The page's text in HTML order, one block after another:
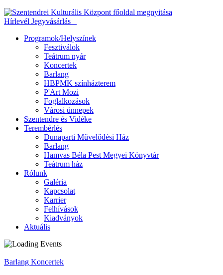
Hírlevél Jegyvásárlás
Programok/Helyszínek
Fesztiválok
Teátrum nyár
Koncertek
Barlang
HBPMK színházterem
P'Art Mozi
Foglalkozások
Városi ünnepek
Szentendre és Vidéke
Terembérlés
Dunaparti Művelődési Ház
Barlang
Hamvas Béla Pest Megyei Könyvtár
Teátrum ház
Rólunk
Galéria
Kapcsolat
Karrier
Felhívások
Kiadványok
Aktuális
Barlang Koncertek